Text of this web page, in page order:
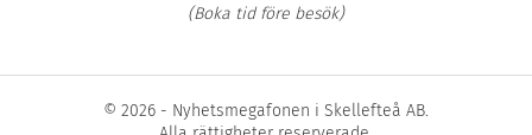
(Boka tid före besök)
© 2026 - Nyhetsmegafonen i Skellefteå AB.